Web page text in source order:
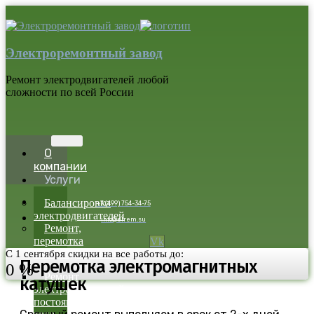
Электроремонтный завод
Ремонт электродвигателей любой
сложности по всей России
О
компании
Услуги
Балансировка
электродвигателей
Ремонт,
перемотка
электродвигателей
Ремонт
электродвигателей
постоянного
+7 (499) 754-34-75
info@elrem.su
Vk
С 1 сентября скидки на все работы до:
0 %
Перемотка электромагнитных
катушек